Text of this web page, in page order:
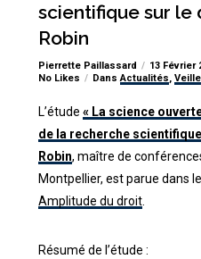
scientifique sur le
Robin
Pierrette Paillassard 13 Février
No Likes
DansActualités, Veille
L’étude « La science
de la recherche
Robin, maître de
Montpellier, est parue dans
Amplitude du droit.
Résumé de l’étude :